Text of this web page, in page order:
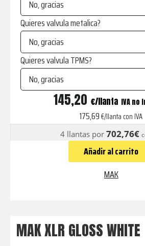
Quieres valvula metalica?
Quieres valvula TPMS?
WHITE
cantidad
145,20 € IVA no
175,69€/llanta con IVA
4 llantas por 702,76€
Añadir al carrito
MAK
MAK XLR GLOSS WHITE